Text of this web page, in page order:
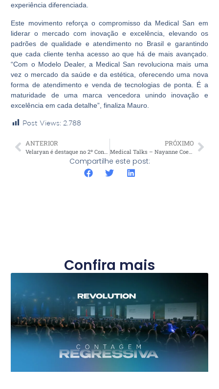
experiência diferenciada.
Este movimento reforça o compromisso da Medical San em
liderar o mercado com inovação e excelência, elevando os
padrões de qualidade e atendimento no Brasil e garantindo
que cada cliente tenha acesso ao que há de mais avançado.
“Com o Modelo Dealer, a Medical San revoluciona mais uma
vez o mercado da saúde e da estética, oferecendo uma nova
forma de atendimento e venda de tecnologias de ponta. É a
maturidade de uma marca vencedora unindo inovação e
excelência em cada detalhe”, finaliza Mauro.
Post Views: 2.788
ANTERIOR PRÓXIMO
Medical Talks – Nayanne Coelho
Compartilhe este post:
Confira mais